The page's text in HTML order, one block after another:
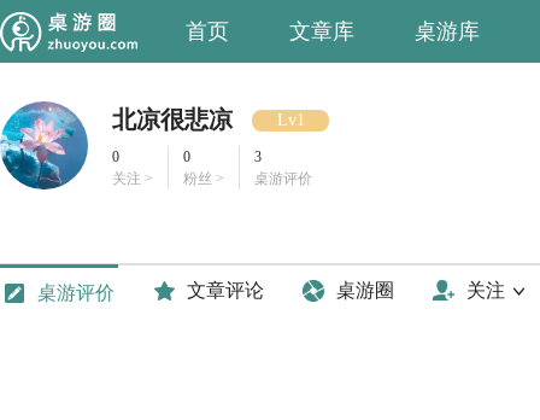
首页 文章库 桌游库
北凉很悲凉 Lv1
0
关注 >
0
粉丝 >
3
桌游评价
桌游评价 文章评论 桌游圈 关注